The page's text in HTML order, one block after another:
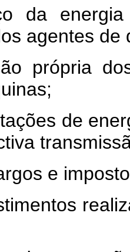
da energia
agentes de
própria
de
e